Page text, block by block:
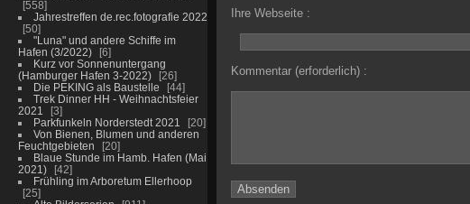
558
Jahrestreffen de.rec.fotografie 2022
50
"Luna" und andere Schiffe im
Hafen (3/2022)
6
Kurz vor Sonnenuntergang
(Hamburger Hafen 3-2022)
26
Die PEKING als Baustelle
44
Trek Dinner HH - Weihnachtsfeier
2021
3
Parkfunkeln Norderstedt 2021
20
Von Bienen, Blumen und anderen
Feuchtgebieten
20
Blaue Stunde im Hamb. Hafen (Mai
2021)
42
Frühling im Arboretum Ellerhoop
25
Ihre Webseite :
Kommentar (erforderlich) :